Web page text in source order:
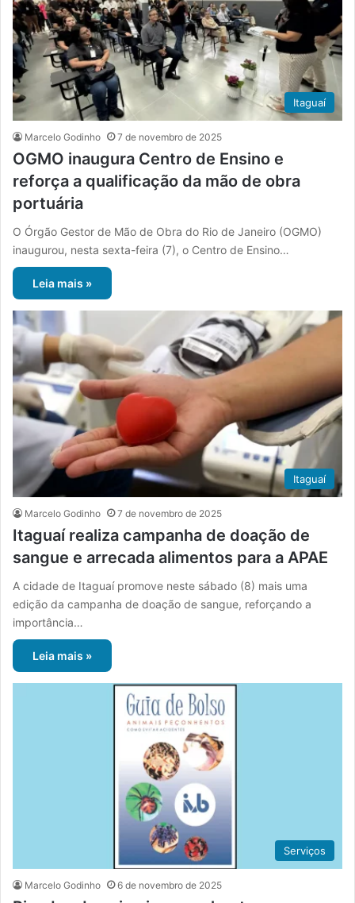
Itaguaí
Marcelo Godinho 7 de novembro de 2025
OGMO inaugura Centro de Ensino e
reforça a qualificação da mão de obra
portuária
O Órgão Gestor de Mão de Obra do Rio de Janeiro (OGMO)
inaugurou, nesta sexta-feira (7), o Centro de Ensino…
Leia mais »
Itaguaí
Marcelo Godinho 7 de novembro de 2025
Itaguaí realiza campanha de doação de
sangue e arrecada alimentos para a APAE
A cidade de Itaguaí promove neste sábado (8) mais uma
edição da campanha de doação de sangue, reforçando a
importância…
Leia mais »
Serviços
Marcelo Godinho 6 de novembro de 2025